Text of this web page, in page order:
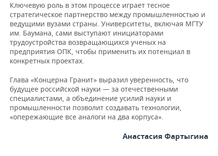
Ключевую роль в этом процессе играет тесное
стратегическое партнерство между промышленностью и
ведущими вузами страны. Университеты, включая МГТУ
им. Баумана, сами выступают инициаторами
трудоустройства возвращающихся ученых на
предприятия ОПК, чтобы применить их потенциал в
конкретных проектах.
Глава «Концерна Гранит» выразил уверенность, что
будущее российской науки — за отечественными
специалистами, а объединение усилий науки и
промышленности позволит создавать технологии,
«опережающие все аналоги на два корпуса».
Анастасия Фартыгина